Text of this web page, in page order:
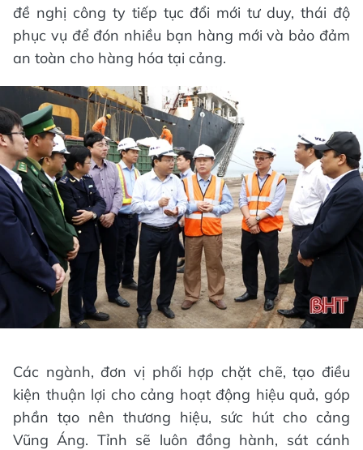
đề nghị công ty tiếp tục đổi mới tư duy, thái độ
phục vụ để đón nhiều bạn hàng mới và bảo đảm
an toàn cho hàng hóa tại cảng.
Các ngành, đơn vị phối hợp chặt chẽ, tạo điều
kiện thuận lợi cho cảng hoạt động hiệu quả, góp
phần tạo nên thương hiệu, sức hút cho cảng
Vũng Áng. Tỉnh sẽ luôn đồng hành, sát cánh